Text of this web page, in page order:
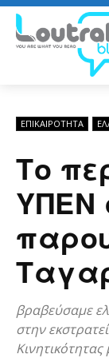
ΕΠΙΚΑΙΡΟΤΗΤΑ
Το
ΥΠΕΝ
βραβεύσαμε
στην